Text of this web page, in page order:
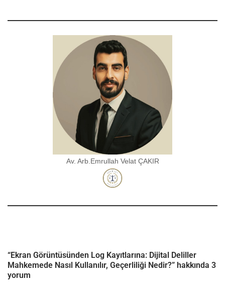
Av. Arb.Emrullah Velat ÇAKIR
“Ekran Görüntüsünden Log Kayıtlarına: Dijital Deliller
Mahkemede Nasıl Kullanılır, Geçerliliği Nedir?” hakkında 3
yorum